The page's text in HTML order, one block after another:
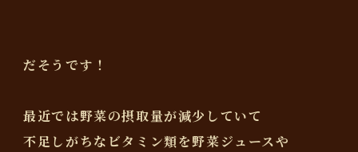
だそうです！
最近では野菜の摂取量が減少していて
不足しがちなビタミン類を野菜ジュースや